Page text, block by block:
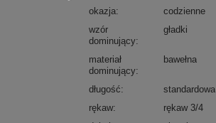
okazja
codzienne
wzór
dominujący
gładki
materiał
dominujący
bawełna
długość
standardowa
rękaw
rękaw 3/4